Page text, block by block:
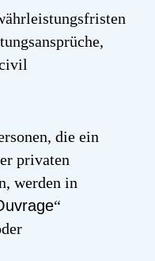
die ein
privaten
werden in
“